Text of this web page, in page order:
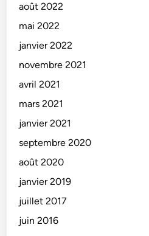
août 2022
mai 2022
janvier 2022
novembre 2021
avril 2021
mars 2021
janvier 2021
septembre 2020
août 2020
janvier 2019
juillet 2017
juin 2016